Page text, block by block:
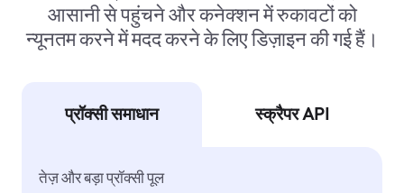
आसानी से पहुंचने और कनेक्शन में रुकावटों को
न्यूनतम करने में मदद करने के लिए डिज़ाइन की गई हैं।
प्रॉक्सी समाधान स्क्रैपर API
तेज़ और बड़ा प्रॉक्सी पूल